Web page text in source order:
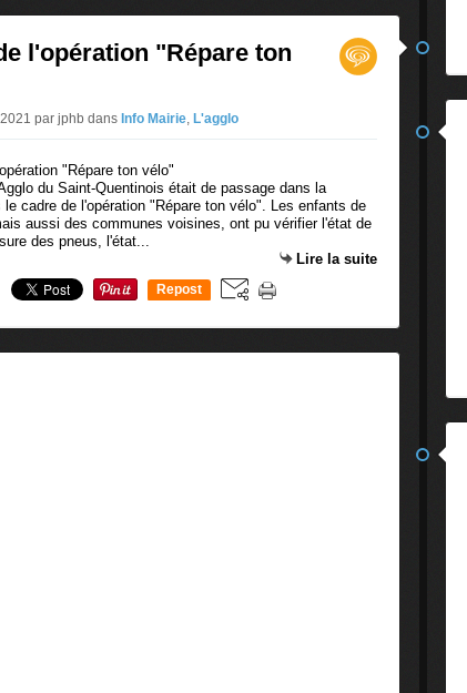
l'opération "Répare ton
par jphb dans Info Mairie, L'agglo
du Saint-Quentinois était de passage dans la
le cadre de l'opération "Répare ton vélo". Les enfants de
aussi des communes voisines, ont pu vérifier l'état de
des pneus, l'état...
Lire la suite
Repost